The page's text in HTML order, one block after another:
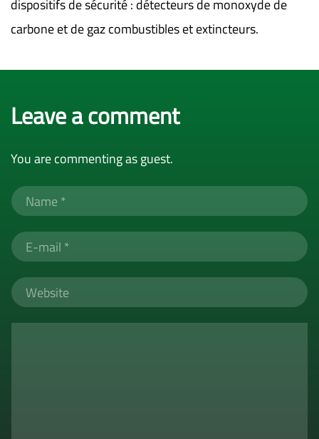
dispositifs de sécurité : détecteurs de monoxyde de
carbone et de gaz combustibles et extincteurs.
Leave a comment
You are commenting as guest.